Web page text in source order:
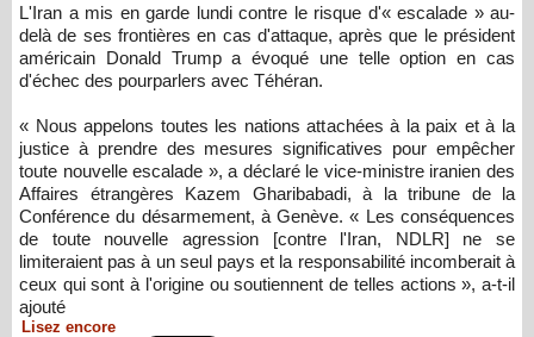
L'Iran a mis en garde lundi contre le risque d'« escalade » au-
delà de ses frontières en cas d'attaque, après que le président
américain Donald Trump a évoqué une telle option en cas
d'échec des pourparlers avec Téhéran.
« Nous appelons toutes les nations attachées à la paix et à la
justice à prendre des mesures significatives pour empêcher
toute nouvelle escalade », a déclaré le vice-ministre iranien des
Affaires étrangères Kazem Gharibabadi, à la tribune de la
Conférence du désarmement, à Genève. « Les conséquences
de toute nouvelle agression [contre l'Iran, NDLR] ne se
limiteraient pas à un seul pays et la responsabilité incomberait à
ceux qui sont à l'origine ou soutiennent de telles actions », a-t-il
ajouté
Lisez encore